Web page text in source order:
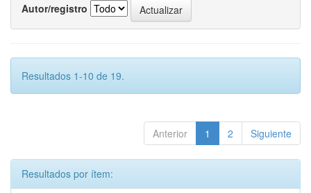
Autor/registro
Resultados 1-10 de 19.
Anterior 1 2 Siguiente
Resultados por ítem: